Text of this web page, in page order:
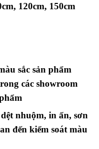
120cm, 150cm
sắc sản phẩm
các showroom
nhuộm, in ấn, sơn
đến kiểm soát màu